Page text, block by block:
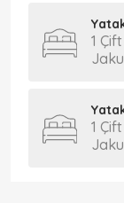
1
1